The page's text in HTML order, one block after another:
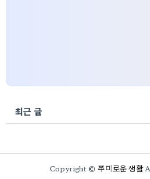
최근 글
Copyright ©쭈미로운 생활